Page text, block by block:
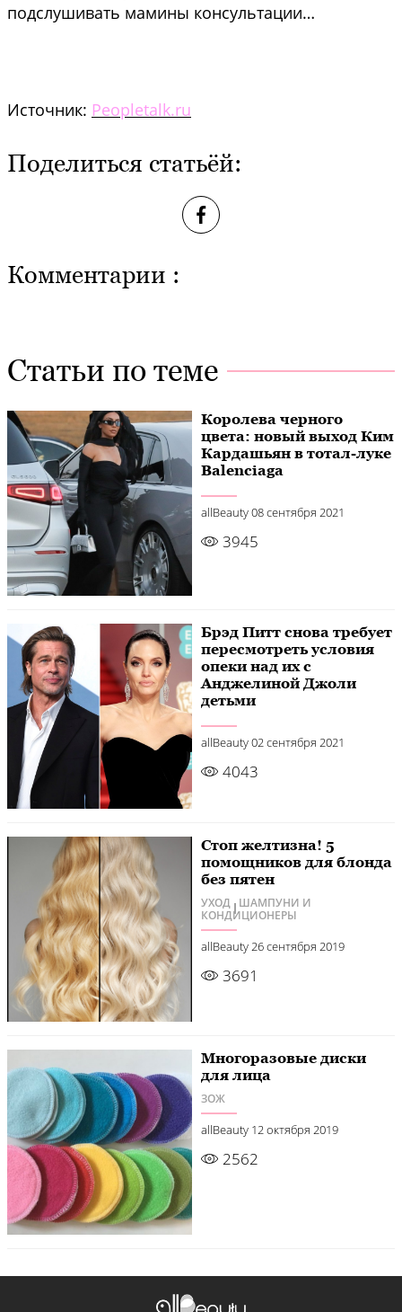
подслушивать мамины консультации…
Источник: Peopletalk.ru
Поделиться статьёй:
Комментарии :
Статьи по теме
Королева черного
цвета: новый выход Ким
Кардашьян в тотал-луке
Balenciaga
allBeauty08 сентября 2021
3945
Брэд Питт снова требует
пересмотреть условия
опеки над их с
Анджелиной Джоли
детьми
allBeauty02 сентября 2021
4043
Стоп желтизна! 5
помощников для блонда
без пятен
УХОД ШАМПУНИ И
КОНДИЦИОНЕРЫ
allBeauty26 сентября 2019
3691
Многоразовые диски
для лица
ЗОЖ
allBeauty 12 октября 2019
2562